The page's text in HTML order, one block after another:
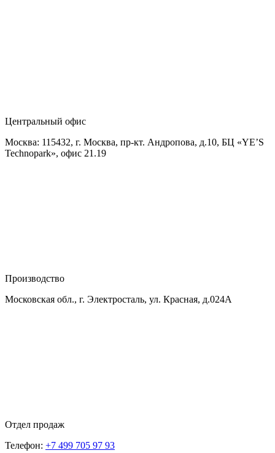
Центральный офис
Москва: 115432, г. Москва, пр-кт. Андропова, д.10, БЦ «YE’S
Technopark», офис 21.19
Производство
Московская обл., г. Электросталь, ул. Красная, д.024А
Отдел продаж
Телефон: +7 499 705 97 93